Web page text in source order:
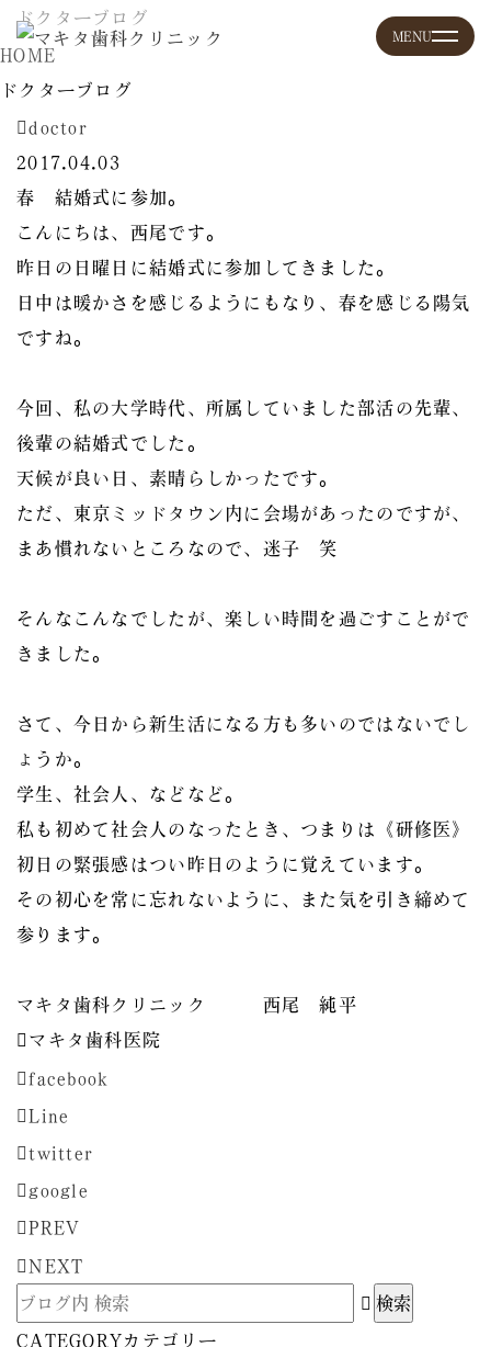
ドクターブログ
HOME
ドクターブログ
doctor
2017.04.03
春 結婚式に参加。
こんにちは、西尾です。
昨日の日曜日に結婚式に参加してきました。
日中は暖かさを感じるようにもなり、春を感じる陽気
ですね。
今回、私の大学時代、所属していました部活の先輩、
後輩の結婚式でした。
天候が良い日、素晴らしかったです。
ただ、東京ミッドタウン内に会場があったのですが、
まあ慣れないところなので、迷子 笑
そんなこんなでしたが、楽しい時間を過ごすことがで
きました。
さて、今日から新生活になる方も多いのではないでし
ょうか。
学生、社会人、などなど。
私も初めて社会人のなったとき、つまりは《研修医》
初日の緊張感はつい昨日のように覚えています。
その初心を常に忘れないように、また気を引き締めて
参ります。
マキタ歯科クリニック 西尾 純平
マキタ歯科医院
facebook
Line
twitter
google
PREV
NEXT
CATEGORYカテゴリー